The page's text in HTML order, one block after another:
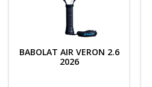
BABOLAT AIR VERON 2.6
2026